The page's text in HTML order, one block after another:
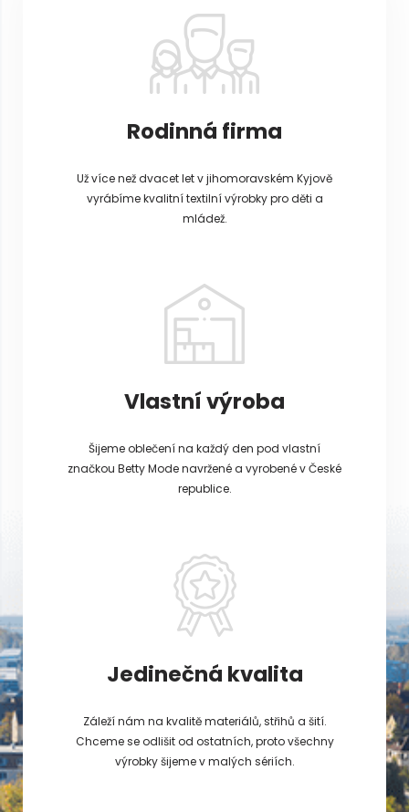
Rodinná firma
Už více než dvacet let v jihomoravském Kyjově
vyrábíme kvalitní textilní výrobky pro děti a
mládež.
Vlastní výroba
Šijeme oblečení na každý den pod vlastní
značkou Betty Mode navržené a vyrobené v České
republice.
Jedinečná kvalita
Záleží nám na kvalitě materiálů, střihů a šití.
Chceme se odlišit od ostatních, proto všechny
výrobky šijeme v malých sériích.